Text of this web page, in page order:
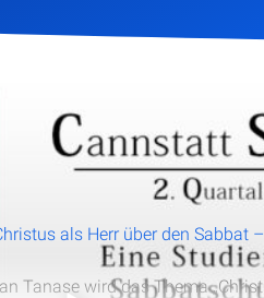
Klicks
als Herr über den Sabbat
Tanase wird das Thema